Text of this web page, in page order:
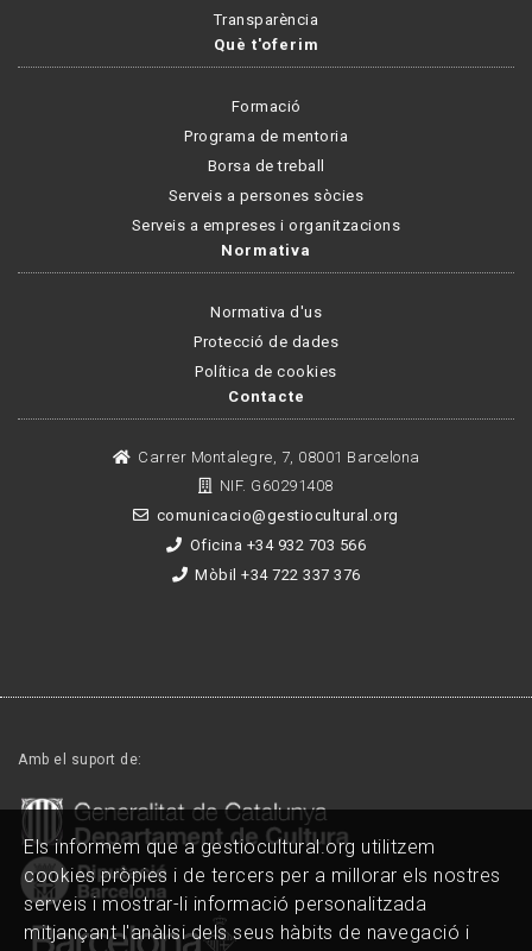
Transparència
Què t'oferim
Formació
Programa de mentoria
Borsa de treball
Serveis a persones sòcies
Serveis a empreses i organitzacions
Normativa
Normativa d'us
Protecció de dades
Política de cookies
Contacte
Carrer Montalegre, 7, 08001 Barcelona
NIF. G60291408
comunicacio@gestiocultural.org
Oficina +34 932 703 566
Mòbil +34 722 337 376
Amb el suport de:
Els informem que a gestiocultural.org utilitzem
cookies pròpies i de tercers per a millorar els nostres
serveis i mostrar-li informació personalitzada
mitjançant l'anàlisi dels seus hàbits de navegació i